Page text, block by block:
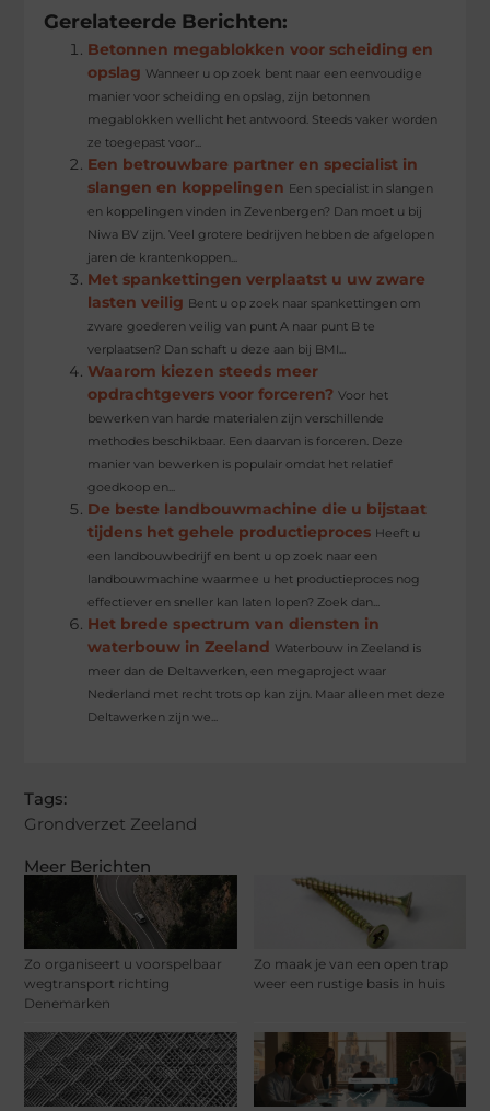
Meer Berichten
Zo organiseert u voorspelbaar
wegtransport richting
Denemarken
Zo maak je van een open trap
weer een rustige basis in huis
Gerelateerde Berichten:
Betonnen megablokken voor scheiding en
opslag Wanneer u op zoek bent naar een eenvoudige
manier voor scheiding en opslag, zijn betonnen
megablokken wellicht het antwoord. Steeds vaker worden
ze toegepast voor...
Een betrouwbare partner en specialist in
slangen en koppelingen Een specialist in slangen
en koppelingen vinden in Zevenbergen? Dan moet u bij
Niwa BV zijn. Veel grotere bedrijven hebben de afgelopen
jaren de krantenkoppen...
Met spankettingen verplaatst u uw zware
lasten veilig Bent u op zoek naar spankettingen om
zware goederen veilig van punt A naar punt B te
verplaatsen? Dan schaft u deze aan bij BMI...
Waarom kiezen steeds meer
opdrachtgevers voor forceren? Voor het
bewerken van harde materialen zijn verschillende
methodes beschikbaar. Een daarvan is forceren. Deze
manier van bewerken is populair omdat het relatief
goedkoop en...
De beste landbouwmachine die u bijstaat
tijdens het gehele productieproces Heeft u
een landbouwbedrijf en bent u op zoek naar een
landbouwmachine waarmee u het productieproces nog
effectiever en sneller kan laten lopen? Zoek dan...
Het brede spectrum van diensten in
waterbouw in Zeeland Waterbouw in Zeeland is
meer dan de Deltawerken, een megaproject waar
Nederland met recht trots op kan zijn. Maar alleen met deze
Deltawerken zijn we...
Tags:
Grondverzet Zeeland